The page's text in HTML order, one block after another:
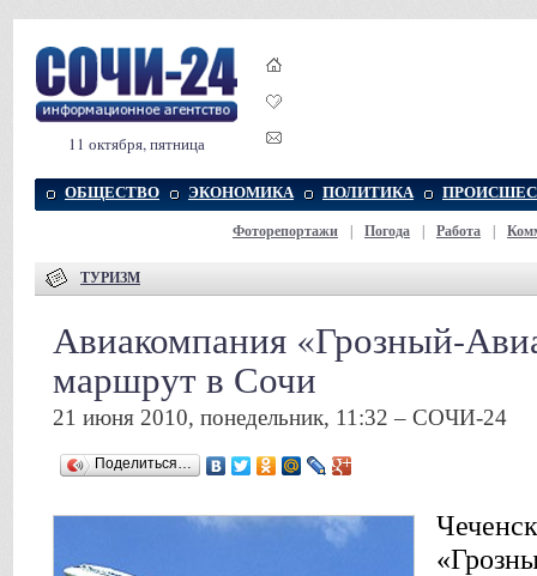
11 октября, пятница
ОБЩЕСТВО ЭКОНОМИКА ПОЛИТИКА
Фоторепортажи Погода Работа
ТУРИЗМ
Авиакомпания «Грозный-
маршрут в Сочи
21 июня 2010, понедельник, 11:32 – СОЧИ-24
Поделиться…